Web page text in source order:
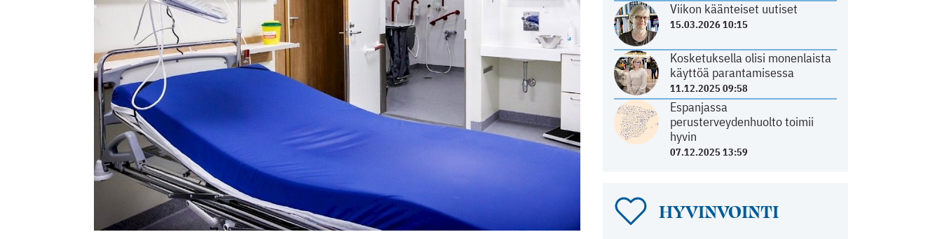
Viikon käänteiset uutiset
15.03.2026 10:15
Kosketuksella olisi monenlaista
käyttöä parantamisessa
11.12.2025 09:58
Espanjassa
perusterveydenhuolto toimii
hyvin
07.12.2025 13:59
HYVINVOINTI